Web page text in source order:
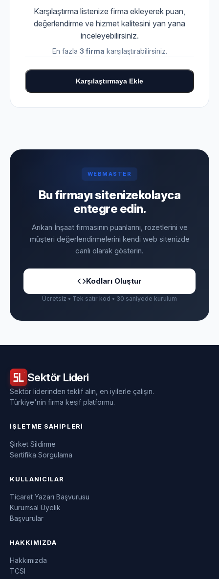
Karşılaştırma listenize firma ekleyerek puan,
değerlendirme ve hizmet kalitesini yan yana
inceleyebilirsiniz.
En fazla 3 firma karşılaştırabilirsiniz.
Karşılaştırmaya Ekle
WEBMASTER
Bu firmayı sitenizekolayca
entegre edin.
Arıkan İnşaat firmasının puanlarını, rozetlerini ve
müşteri değerlendirmelerini kendi web sitenizde
canlı olarak gösterin.
Kodları Oluştur
Ücretsiz • Tek satır kod • 30 saniyede kurulum
Sektör Lideri
Sektör liderinden teklif alın, en iyilerle çalışın.
Türkiye'nin firma keşif platformu.
İŞLETME SAHIPLERI
Şirket Sildirme
Sertifika Sorgulama
KULLANICILAR
Ticaret Yazarı Başvurusu
Kurumsal Üyelik
Başvurular
HAKKIMIZDA
Hakkımızda
TCSI